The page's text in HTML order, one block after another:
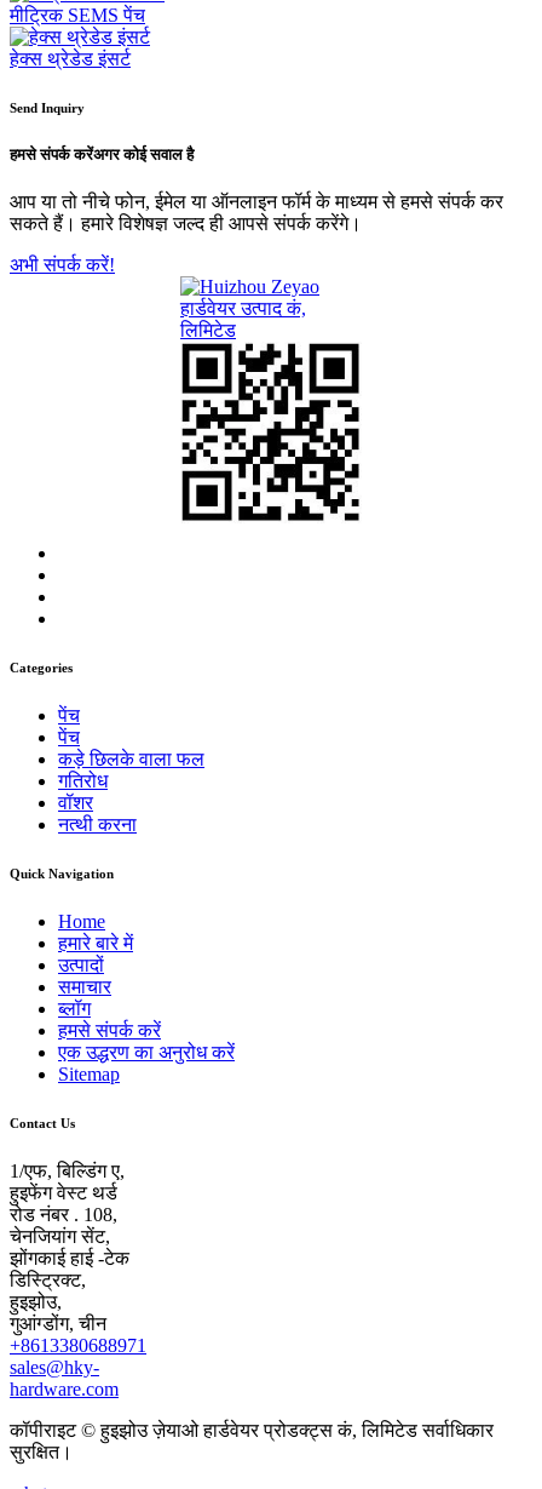
मीट्रिक SEMS पेंच
हेक्स थ्रेडेड इंसर्ट
Send Inquiry
हमसे संपर्क करेंअगर कोई सवाल है
आप या तो नीचे फोन, ईमेल या ऑनलाइन फॉर्म के माध्यम से हमसे संपर्क कर
सकते हैं। हमारे विशेषज्ञ जल्द ही आपसे संपर्क करेंगे।
अभी संपर्क करें!
Categories
पेंच
पेंच
कड़े छिलके वाला फल
गतिरोध
वॉशर
नत्थी करना
Quick Navigation
Home
हमारे बारे में
उत्पादों
समाचार
ब्लॉग
हमसे संपर्क करें
एक उद्धरण का अनुरोध करें
Sitemap
Contact Us
1/एफ, बिल्डिंग ए,
हुइफेंग वेस्ट थर्ड
रोड नंबर . 108,
चेनजियांग सेंट,
झोंगकाई हाई -टेक
डिस्ट्रिक्ट,
हुइझोउ,
गुआंग्डोंग, चीन
+8613380688971
sales@hky-
hardware.com
कॉपीराइट © हुइझोउ ज़ेयाओ हार्डवेयर प्रोडक्ट्स कं, लिमिटेड सर्वाधिकार
सुरक्षित।